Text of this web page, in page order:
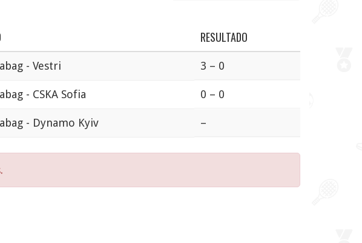
RESULTADO
- Vestri 3 – 0
- CSKA Sofia 0 – 0
- Dynamo Kyiv –